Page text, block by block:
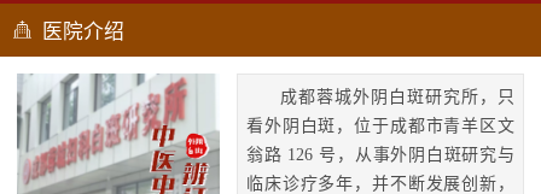
医院介绍
成都蓉城外阴白斑研究所，只
看外阴白斑，位于成都市青羊区文
翁路 126 号，从事外阴白斑研究与
临床诊疗多年，并不断发展创新，